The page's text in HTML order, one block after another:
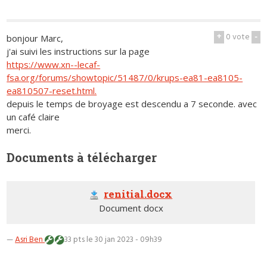
+ 0vote -
bonjour Marc,
j'ai suivi les instructions sur la page
https://www.xn--lecaf-
fsa.org/forums/showtopic/51487/0/krups-ea81-ea8105-
ea810507-reset.html.
depuis le temps de broyage est descendu a 7 seconde. avec
un café claire
merci.
Documents à télécharger
renitial.docx
Document docx
—Asri Ben 33 ptsle 30 jan 2023 - 09h39